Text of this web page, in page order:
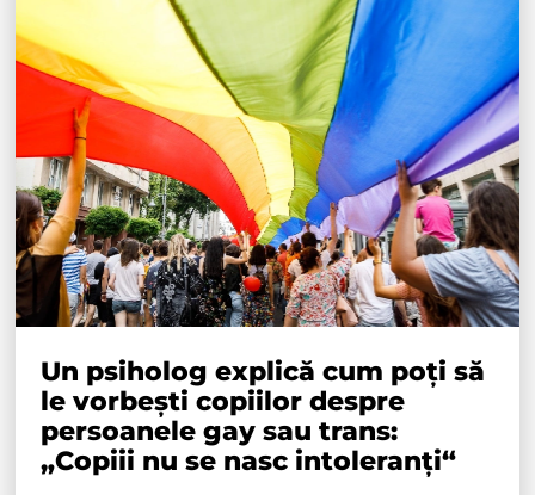
Un psiholog explică cum poți să
le vorbești copiilor despre
persoanele gay sau trans:
„Copiii nu se nasc intoleranți“